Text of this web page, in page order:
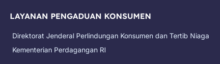
b
o
k
a
r
a
o
u
e
i
t
LAYANAN PENGADUAN KONSUMEN
Direktorat Jenderal Perlindungan Konsumen dan Tertib Niaga
Kementerian Perdagangan RI